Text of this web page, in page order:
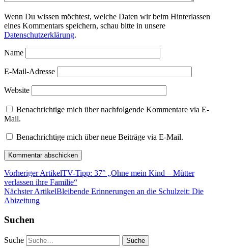
Wenn Du wissen möchtest, welche Daten wir beim Hinterlassen
eines Kommentars speichern, schau bitte in unsere
Datenschutzerklärung.
Name
E-Mail-Adresse
Website
Benachrichtige mich über nachfolgende Kommentare via E-
Mail.
Benachrichtige mich über neue Beiträge via E-Mail.
Vorheriger ArtikelTV-Tipp: 37° „Ohne mein Kind – Mütter
verlassen ihre Familie“
Nächster ArtikelBleibende Erinnerungen an die Schulzeit: Die
Abizeitung
Suchen
Suche